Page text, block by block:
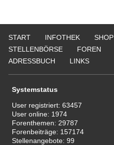
START INFOTHEK SHOP
STELLENBÖRSE
FOREN
ADRESSBUCH
LINKS
Systemstatus
User registriert:63457
User online: 1974
Forenthemen: 29787
Forenbeiträge: 157174
Stellenangebote:99